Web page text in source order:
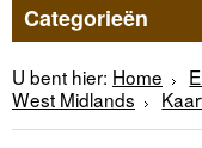
Categorieën
U bent hier: Home
West Midlands